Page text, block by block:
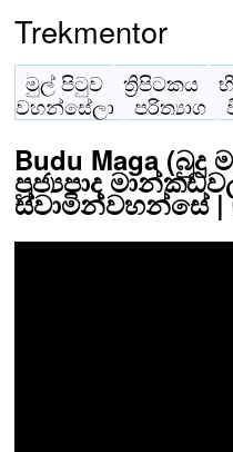
Trekmentor
මුල් පිටුව ත්‍රිපිටකය
වහන්සේලා
පරිත්‍යාග
Budu Maga (බුදු
පූජ්‍යපාද
ස්වාමින්වහන්සේ |